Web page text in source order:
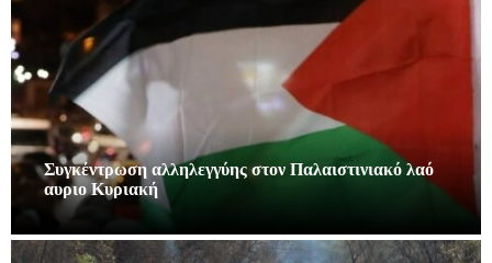
Συγκέντρωση αλληλεγγύης στον Παλαιστινιακό λαό
αυριο Κυριακή